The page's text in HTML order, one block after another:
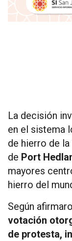
La decisión
en el sistema
de hierro de
de Port
mayores
hierro del
Según
votación
de protesta,